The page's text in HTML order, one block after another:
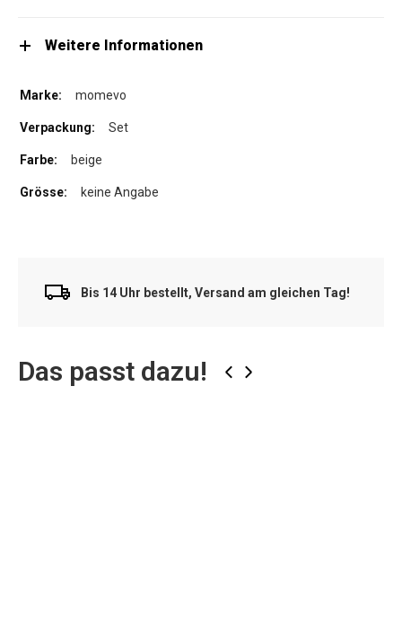
Weitere Informationen
momevo
Set
beige
keine Angabe
Bis 14 Uhr bestellt, Versand am gleichen Tag!
Das passt dazu! ‹ ›